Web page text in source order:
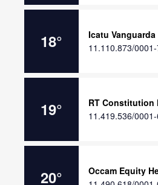
18°
Icatu
11.110.873/
19°
RT Constitution
11.419.536/
20°
Occam Equity